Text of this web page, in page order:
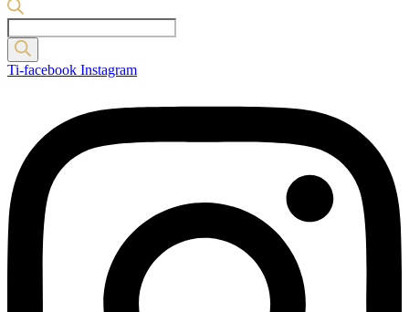
Products
search
Ti-facebook Instagram